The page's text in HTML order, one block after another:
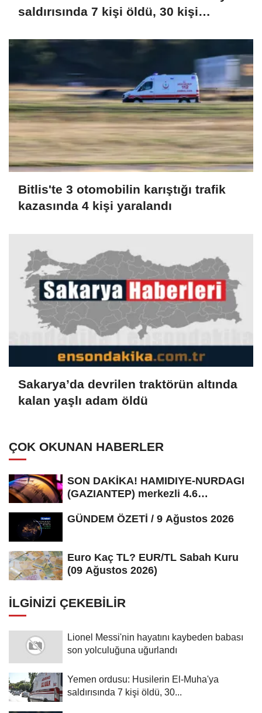
saldırısında 7 kişi öldü, 30 kişi
Bitlis'te 3 otomobilin karıştığı trafik
kazasında 4 kişi yaralandı
Sakarya’da devrilen traktörün altında
kalan yaşlı adam öldü
ÇOK OKUNAN HABERLER
SON DAKİKA! HAMIDIYE-NURDAGI
(GAZIANTEP) merkezli 4.6
GÜNDEM ÖZETİ / 9 Ağustos 2026
Euro Kaç TL? EUR/TL Sabah Kuru
(09 Ağustos 2026)
İLGINIZI ÇEKEBILIR
Lionel Messi'nin hayatını kaybeden babası
son yolculuğuna uğurlandı
Yemen ordusu: Husilerin El-Muha'ya
saldırısında 7 kişi öldü, 30...